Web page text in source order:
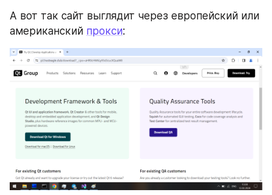
А вот так сайт выглядит через европейский или
американский прокси: